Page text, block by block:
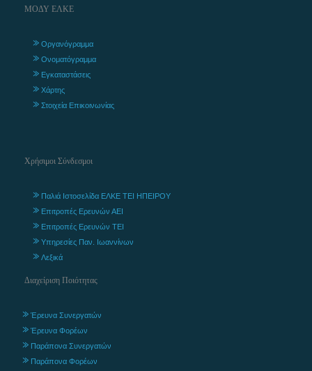
ΜΟΔΥ ΕΛΚΕ
Οργανόγραμμα
Ονοματόγραμμα
Εγκαταστάσεις
Χάρτης
Στοιχεία Επικοινωνίας
Χρήσιμοι Σύνδεσμοι
Παλιά Ιστοσελίδα ΕΛΚΕ ΤΕΙ ΗΠΕΙΡΟΥ
Επιτροπές Ερευνών ΑΕΙ
Επιτροπές Ερευνών ΤΕΙ
Υπηρεσίες Παν. Ιωαννίνων
Λεξικά
Διαχείριση Ποιότητας
Έρευνα Συνεργατών
Έρευνα Φορέων
Παράπονα Συνεργατών
Παράπονα Φορέων